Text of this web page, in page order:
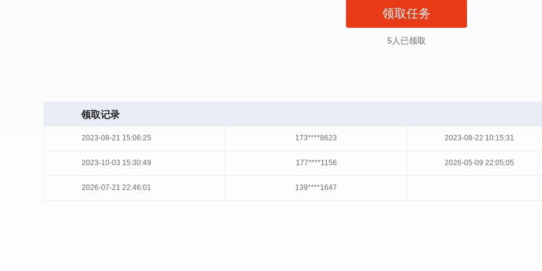
领取任务
5人已领取
领取记录
2023-08-21 15:06:25 173****8623 2023-08-22 10:15:31
2023-10-03 15:30:49 177****1156 2026-05-09 22:05:05
2026-07-21 22:46:01 139****1647